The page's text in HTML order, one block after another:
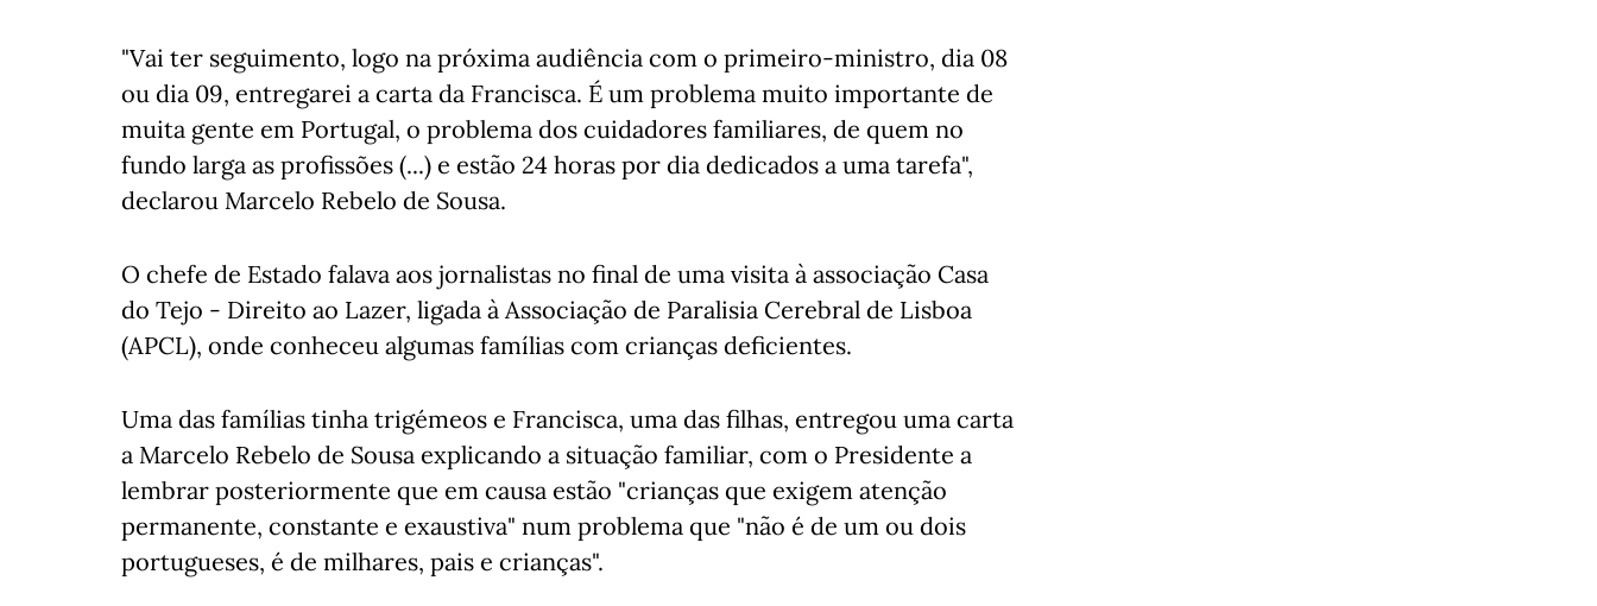
"Vai ter seguimento, logo na próxima audiência com o primeiro-ministro, dia 08
ou dia 09, entregarei a carta da Francisca. É um problema muito importante de
muita gente em Portugal, o problema dos cuidadores familiares, de quem no
fundo larga as profissões (...) e estão 24 horas por dia dedicados a uma tarefa",
declarou Marcelo Rebelo de Sousa.
O chefe de Estado falava aos jornalistas no final de uma visita à associação Casa
do Tejo - Direito ao Lazer, ligada à Associação de Paralisia Cerebral de Lisboa
(APCL), onde conheceu algumas famílias com crianças deficientes.
Uma das famílias tinha trigémeos e Francisca, uma das filhas, entregou uma carta
a Marcelo Rebelo de Sousa explicando a situação familiar, com o Presidente a
lembrar posteriormente que em causa estão "crianças que exigem atenção
permanente, constante e exaustiva" num problema que "não é de um ou dois
portugueses, é de milhares, pais e crianças".